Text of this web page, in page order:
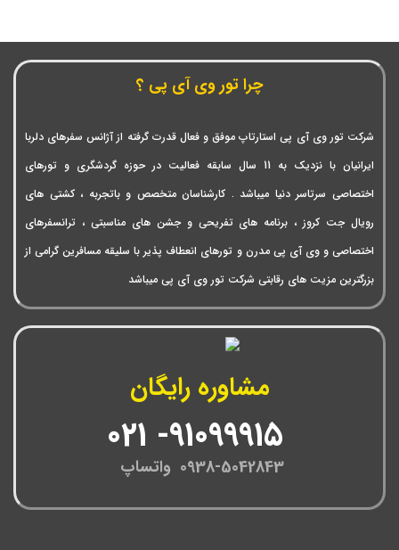
چرا تور وی آی پی ؟
شرکت تور وی آی پی استارتاپ موفق و فعال قدرت گرفته از آژانس سفرهای دلربا
ایرانیان با نزدیک به 11 سال سابقه فعالیت در حوزه گردشگری و تورهای
اختصاصی سرتاسر دنیا میباشد . کارشناسان متخصص و باتجربه ، کشتی های
رویال جت کروز ، برنامه های تفریحی و جشن های مناسبتی ، ترانسفرهای
اختصاصی و وی آی پی مدرن و تورهای انعطاف پذیر با سلیقه مسافرین گرامی از
بزرگترین مزیت های رقابتی شرکت تور وی آی پی میباشد
مشاوره رایگان
0938-5042843 واتساپ